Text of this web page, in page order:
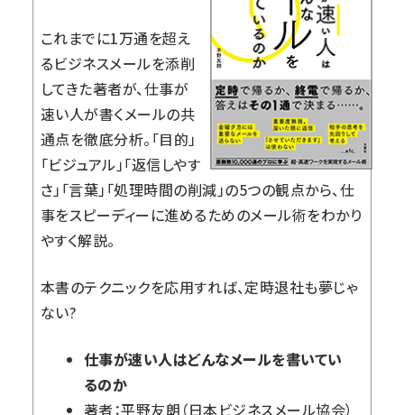
これまでに1万通を超え
るビジネスメールを添削
してきた著者が、仕事が
速い人が書くメールの共
通点を徹底分析。「目的」
「ビジュアル」「返信しやす
さ」「言葉」「処理時間の削減」の5つの観点から、仕
事をスピーディーに進めるためのメール術をわかり
やすく解説。
本書のテクニックを応用すれば、定時退社も夢じゃ
ない?
仕事が速い人はどんなメールを書いてい
るのか
著者：平野友朗（日本ビジネスメール協会）